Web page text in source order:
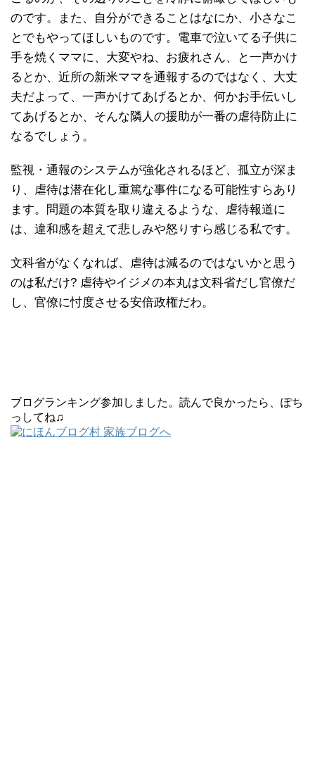
のです。また、自分ができることはなにか、小さなこ
とでもやってほしいものです。電車で泣いてる子供に
手を焼くママに、大変やね、お疲れさん、と一声かけ
るとか、近所の新米ママを通報するのではなく、大丈
夫だよって、一声かけてあげるとか、何かお手伝いし
てあげるとか、そんな隣人の援助が一番の虐待防止に
なるでしょう。
監視・通報のシステムが強化されるほど、孤立が深ま
り、虐待は潜在化し重篤な事件になる可能性すらあり
ます。問題の本質を取り違えるような、虐待報道に
は、違和感を超えて悲しみや怒りすら感じる私です。
文科省がなくなれば、虐待は減るのではないかと思う
のは私だけ? 虐待やイジメの本丸は文科省だし官僚だ
し、官僚に忖度させる安倍政権だわ。
ブログランキング参加しました。読んで良かったら、ぽち
っしてね♫